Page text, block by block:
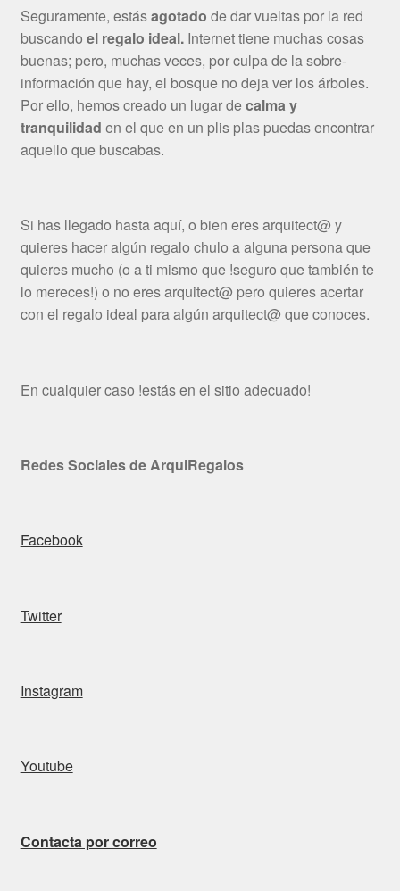
Seguramente, estásagotado de dar vueltas por la red
buscando el regalo ideal.Internet tiene muchas cosas
buenas; pero, muchas veces, por culpa de la sobre-
información que hay, el bosque no deja ver los árboles.
Por ello, hemos creado un lugar decalma y
tranquilidad en el que en un plis plas puedas encontrar
aquello que buscabas.
Si has llegado hasta aquí, o bien eres arquitect@ y
quieres hacer algún regalo chulo a alguna persona que
quieres mucho (o a ti mismo que !seguro que también te
lo mereces!) o no eres arquitect@ pero quieres acertar
con el regalo ideal para algún arquitect@ que conoces.
En cualquier caso !estás en el sitio adecuado!
Redes Sociales de ArquiRegalos
Facebook
Twitter
Instagram
Youtube
Contacta por correo